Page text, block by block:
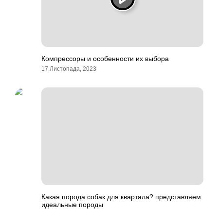
Компрессоры и особенности их выбора
17 Листопада, 2023
Какая порода собак для квартала? представляем
идеальные породы